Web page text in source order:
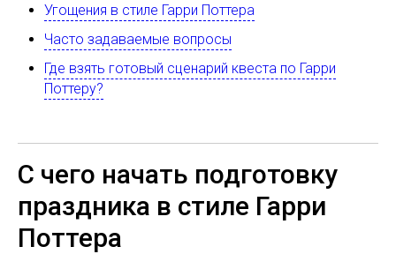
Угощения в стиле Гарри Поттера
Часто задаваемые вопросы
Где взять готовый сценарий квеста по Гарри
Поттеру?
С чего начать подготовку
праздника в стиле Гарри
Поттера